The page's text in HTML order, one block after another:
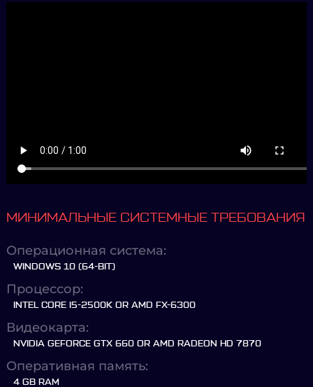
МИНИМАЛЬНЫЕ СИСТЕМНЫЕ ТРЕБОВАНИЯ
Операционная система:
WINDOWS 10 (64-BIT)
Процессор:
INTEL CORE I5-2500K OR AMD FX-6300
Видеокарта:
NVIDIA GEFORCE GTX 660 OR AMD RADEON HD 7870
Оперативная память:
4 GB RAM